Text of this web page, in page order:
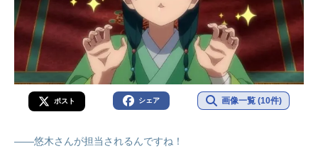
ポスト シェア 画像一覧 (10件)
――悠木さんが担当されるんですね！